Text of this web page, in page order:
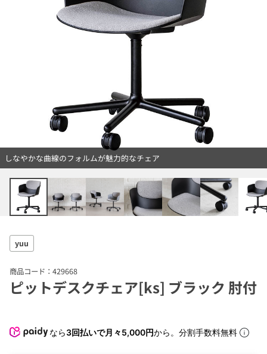
しなやかな曲線のフォルムが魅力的なチェア
yuu
商品コード：429668
ピットデスクチェア[ks] ブラック 肘付
なら3回払いで月々5,000円から。分割手数料無料